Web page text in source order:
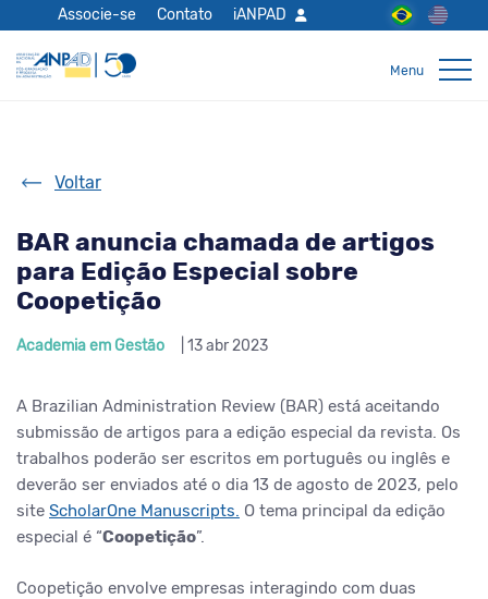
Associe-se Contato iANPAD
Voltar
BAR anuncia chamada de artigos
para Edição Especial sobre
Coopetição
Academia em Gestão | 13 abr 2023
A Brazilian Administration Review (BAR) está aceitando
submissão de artigos para a edição especial da revista. Os
trabalhos poderão ser escritos em português ou inglês e
deverão ser enviados até o dia 13 de agosto de 2023, pelo
site ScholarOne Manuscripts. O tema principal da edição
especial é “Coopetição”.
Coopetição envolve empresas interagindo com duas